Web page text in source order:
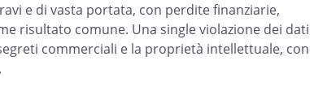
e di vasta portata, con perdite finanziarie,
risultato comune. Una single violazione dei dati
commerciali e la proprietà intellettuale, con